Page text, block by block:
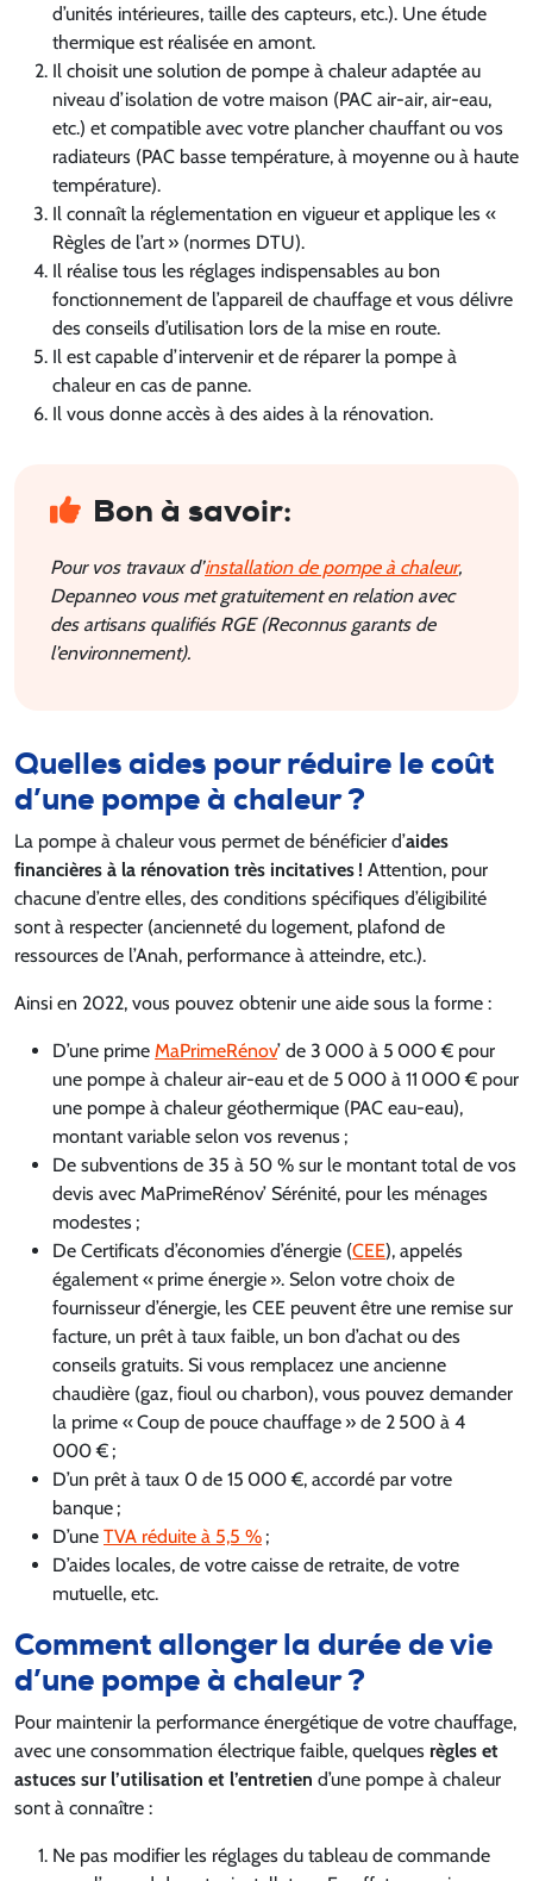
d’unités intérieures, taille des capteurs, etc.). Une étude
thermique est réalisée en amont.
Il choisit une solution de pompe à chaleur adaptée au
niveau d’isolation de votre maison (PAC air-air, air-eau,
etc.) et compatible avec votre plancher chauffant ou vos
radiateurs (PAC basse température, à moyenne ou à haute
température).
Il connaît la réglementation en vigueur et applique les «
Règles de l’art » (normes DTU).
Il réalise tous les réglages indispensables au bon
fonctionnement de l’appareil de chauffage et vous délivre
des conseils d’utilisation lors de la mise en route.
Il est capable d’intervenir et de réparer la pompe à
chaleur en cas de panne.
Il vous donne accès à des aides à la rénovation.
Bon à savoir:
Pour vos travaux d’installation de pompe à chaleur,
Depanneo vous met gratuitement en relation avec
des artisans qualifiés RGE (Reconnus garants de
l’environnement).
Quelles aides pour réduire le coût
d’une pompe à chaleur ?
La pompe à chaleur vous permet de bénéficier d’aides
financières à la rénovation très incitatives ! Attention, pour
chacune d’entre elles, des conditions spécifiques d’éligibilité
sont à respecter (ancienneté du logement, plafond de
ressources de l’Anah, performance à atteindre, etc.).
Ainsi en 2022, vous pouvez obtenir une aide sous la forme :
D’une prime MaPrimeRénov’ de 3 000 à 5 000 € pour
une pompe à chaleur air-eau et de 5 000 à 11 000 € pour
une pompe à chaleur géothermique (PAC eau-eau),
montant variable selon vos revenus ;
De subventions de 35 à 50 % sur le montant total de vos
devis avec MaPrimeRénov’ Sérénité, pour les ménages
modestes ;
De Certificats d’économies d’énergie (CEE), appelés
également « prime énergie ». Selon votre choix de
fournisseur d’énergie, les CEE peuvent être une remise sur
facture, un prêt à taux faible, un bon d’achat ou des
conseils gratuits. Si vous remplacez une ancienne
chaudière (gaz, fioul ou charbon), vous pouvez demander
la prime « Coup de pouce chauffage » de 2 500 à 4
000 € ;
D’un prêt à taux 0 de 15 000 €, accordé par votre
banque ;
D’une TVA réduite à 5,5 % ;
D’aides locales, de votre caisse de retraite, de votre
mutuelle, etc.
Comment allonger la durée de vie
d’une pompe à chaleur ?
Pour maintenir la performance énergétique de votre chauffage,
avec une consommation électrique faible, quelques règles et
astuces sur l’utilisation et l’entretien d’une pompe à chaleur
sont à connaître :
Ne pas modifier les réglages du tableau de commande